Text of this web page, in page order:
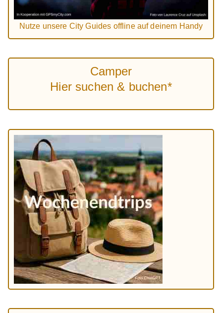
Nutze unsere City Guides offline auf deinem Handy
Camper
Hier suchen & buchen*